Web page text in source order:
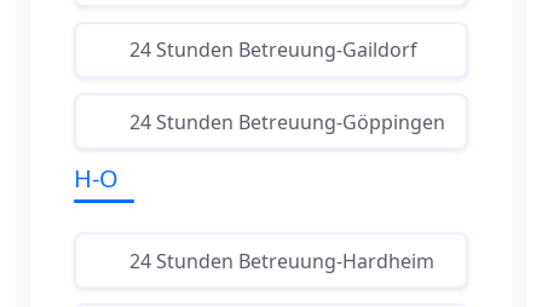
24 Stunden Betreuung-Gaildorf
24 Stunden Betreuung-Göppingen
H-O
24 Stunden Betreuung-Hardheim